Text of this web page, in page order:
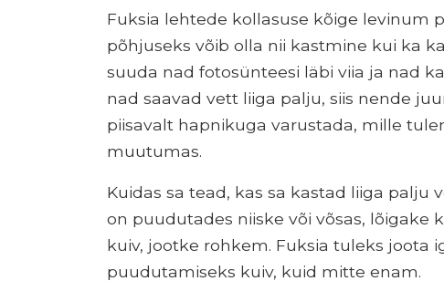
Fuksia lehtede kollasuse kõige levinum
põhjuseks võib olla nii kastmine kui ka
suuda nad fotosünteesi läbi viia ja nad
nad saavad vett liiga palju, siis nende
piisavalt hapnikuga varustada, mille
muutumas.
Kuidas sa tead, kas sa kastad liiga palju
on puudutades niiske või võsas, lõigake
kuiv, jootke rohkem. Fuksia tuleks joota
puudutamiseks kuiv, kuid mitte enam.